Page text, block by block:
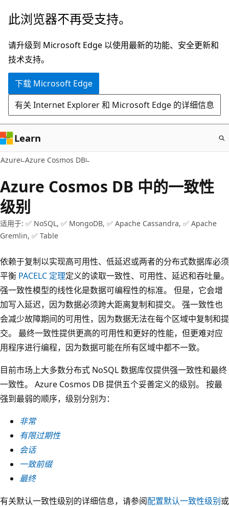
跳
主
要
内
此浏览器不再受支持。
请升级到 Microsoft Edge 以使用最新的功能、安全更新和
技术支持。
下载 Microsoft Edge
有关 Internet Explorer 和 Microsoft Edge 的详细信息
Learn
Azure Azure Cosmos DB
Azure Cosmos DB 中的一致性
级别
适用于: ✅ NoSQL, ✅ MongoDB, ✅ Apache Cassandra, ✅ Apache
Gremlin, ✅ Table
依赖于复制以实现高可用性、低延迟或两者的分布式数据库必须
平衡 PACELC 定理定义的读取一致性、可用性、延迟和吞吐量。
强一致性模型的线性化是数据可编程性的标准。 但是，它会增
加写入延迟，因为数据必须跨大距离复制和提交。 强一致性也
会减少故障期间的可用性，因为数据无法在每个区域中复制和提
交。 最终一致性提供更高的可用性和更好的性能，但更难对应
用程序进行编程，因为数据可能在所有区域中都不一致。
目前市场上大多数分布式 NoSQL 数据库仅提供强一致性和最终
一致性。 Azure Cosmos DB 提供五个妥善定义的级别。 按最
强到最弱的顺序，级别分别为：
非常
有限过期性
会话
一致前缀
最终
有关默认一致性级别的详细信息，请参阅配置默认一致性级别或